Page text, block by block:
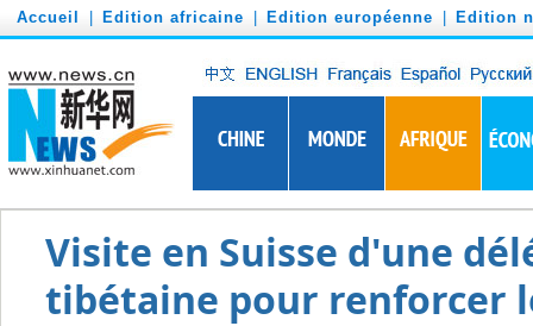
Accueil Edition africaine Edition européenne Edition
Visite en Suisse d'une
tibétaine pour renforcer